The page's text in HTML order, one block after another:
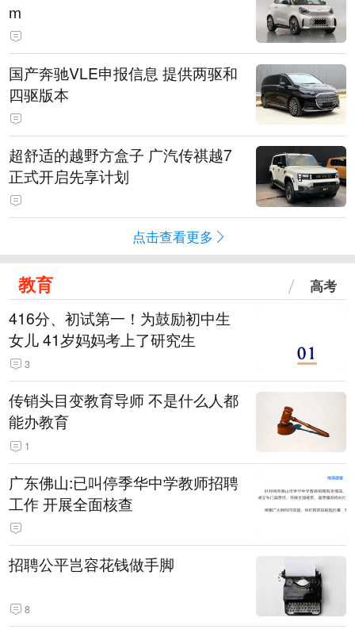
m
国产奔驰VLE申报信息 提供两驱和
四驱版本
超舒适的越野方盒子 广汽传祺越7
正式开启先享计划
点击查看更多
教育 高考
416分、初试第一！为鼓励初中生
女儿 41岁妈妈考上了研究生
3
传销头目变教育导师 不是什么人都
能办教育
1
广东佛山:已叫停季华中学教师招聘
工作 开展全面核查
招聘公平岂容花钱做手脚
8